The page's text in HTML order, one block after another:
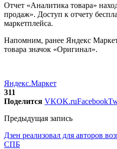
Отчет «Аналитика товара»
продаж». Доступ к отчету
маркетплейса.
Напомним, ранее Яндекс
товара значок «Оригинал».
Яндекс.Маркет
311
Поделится VKOK.ruFacebook
Предыдущая запись
Дзен реализовал для авторов
СПБ